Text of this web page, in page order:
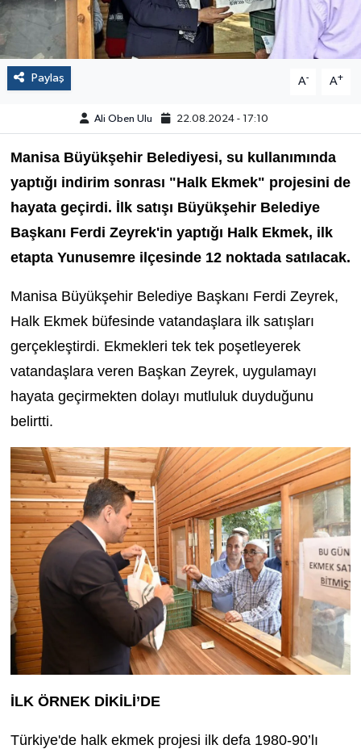
Paylaş A- A+
Ali Oben Ulu 22.08.2024 - 17:10
Manisa Büyükşehir Belediyesi, su kullanımında
yaptığı indirim sonrası "Halk Ekmek" projesini de
hayata geçirdi. İlk satışı Büyükşehir Belediye
Başkanı Ferdi Zeyrek'in yaptığı Halk Ekmek, ilk
etapta Yunusemre ilçesinde 12 noktada satılacak.
Manisa Büyükşehir Belediye Başkanı Ferdi Zeyrek,
Halk Ekmek büfesinde vatandaşlara ilk satışları
gerçekleştirdi. Ekmekleri tek tek poşetleyerek
vatandaşlara veren Başkan Zeyrek, uygulamayı
hayata geçirmekten dolayı mutluluk duyduğunu
belirtti.
İLK ÖRNEK DİKİLİ’DE
Türkiye'de halk ekmek projesi ilk defa 1980-90’lı